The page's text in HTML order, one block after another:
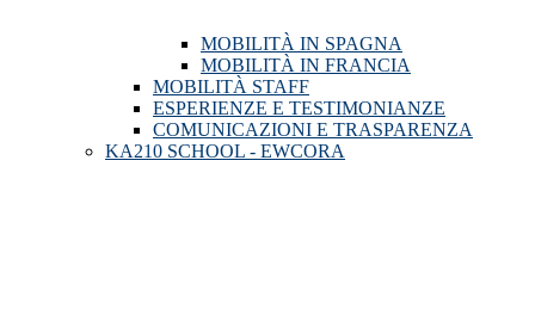
MOBILITÀ IN SPAGNA
MOBILITÀ IN FRANCIA
MOBILITÀ STAFF
ESPERIENZE E TESTIMONIANZE
COMUNICAZIONI E TRASPARENZA
KA210 SCHOOL - EWCORA